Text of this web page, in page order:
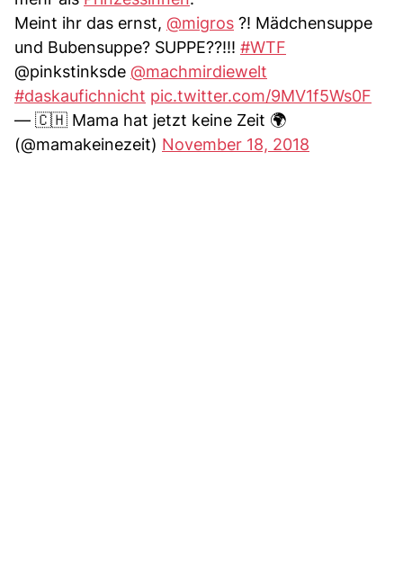
Meint ihr das ernst, @migros ?! Mädchensuppe
und Bubensuppe? SUPPE??!!! #WTF
@pinkstinksde @machmirdiewelt
#daskaufichnicht pic.twitter.com/9MV1f5Ws0F
— 🇨🇭 Mama hat jetzt keine Zeit 🌍
(@mamakeinezeit) November 18, 2018